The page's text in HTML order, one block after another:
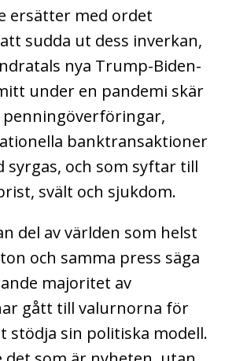
ersätter med ordet
sudda ut dess inverkan,
nya Trump-Biden-
under en pandemi skär
penningöverföringar,
banktransaktioner
syrgas, och som syftar till
svält och sjukdom.
del av världen som helst
och samma press säga
majoritet av
gått till valurnorna för
stödja sin politiska modell.